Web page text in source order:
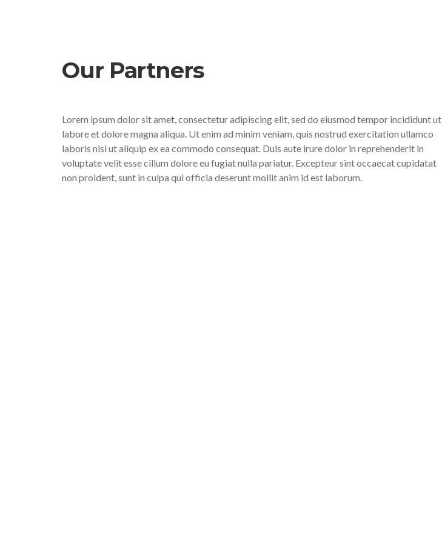
Our Partners
Lorem ipsum dolor sit amet, consectetur adipiscing elit, sed do eiusmod tempor incididunt ut
labore et dolore magna aliqua. Ut enim ad minim veniam, quis nostrud exercitation ullamco
laboris nisi ut aliquip ex ea commodo consequat. Duis aute irure dolor in reprehenderit in
voluptate velit esse cillum dolore eu fugiat nulla pariatur. Excepteur sint occaecat cupidatat
non proident, sunt in culpa qui officia deserunt mollit anim id est laborum.